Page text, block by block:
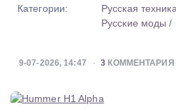
Категории:
Русская
Русские моды /
9-07-2026, 14:47 3 КОММЕНТАРИЯ